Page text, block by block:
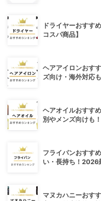
ドライヤーおすす
コスパ商品】
ヘアアイロンおす
ズ向け・海外対応
ヘアオイルおすす
別やメンズ向けも！
フライパンおすす
い・長持ち！2026
マヌカハニーおす